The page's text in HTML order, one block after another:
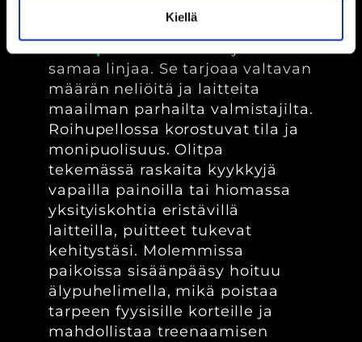
Kiellä
samaa linjaa. Se tarjoaa valtavan
määrän neliöitä ja laitteita
maailman parhailta valmistajilta.
Roihupellossa korostuvat tila ja
monipuolisuus. Olitpa
tekemässä raskaita kyykkyjä
vapailla painoilla tai hiomassa
yksityiskohtia eristävillä
laitteilla, puitteet tukevat
kehitystäsi. Molemmissa
paikoissa sisäänpääsy hoituu
älypuhelimella, mikä poistaa
tarpeen fyysisille korteille ja
mahdollistaa treenaamisen